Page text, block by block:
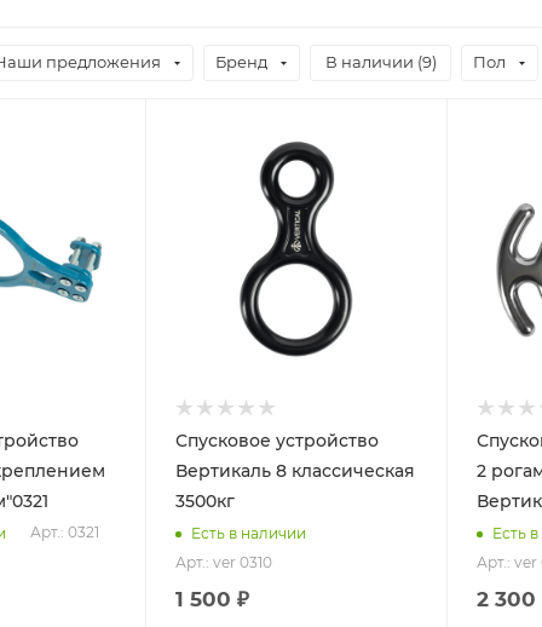
предложения Бренд В наличии (9) Пол
Арт.: 0321
Спусковое устройство
Вертикаль 8 классическая
3500кг
Есть в наличии
Арт.: ver 0310
1 500 ₽
2
Есть
Арт.: ver
2 300